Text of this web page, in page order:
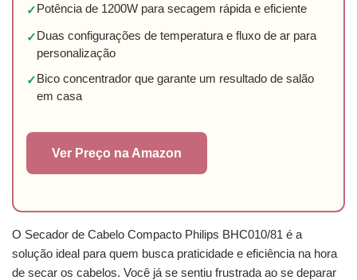
✓Potência de 1200W para secagem rápida e eficiente
✓Duas configurações de temperatura e fluxo de ar para
personalização
✓Bico concentrador que garante um resultado de salão
em casa
Ver Preço na Amazon
O Secador de Cabelo Compacto Philips BHC010/81 é a
solução ideal para quem busca praticidade e eficiência na hora
de secar os cabelos. Você já se sentiu frustrada ao se deparar